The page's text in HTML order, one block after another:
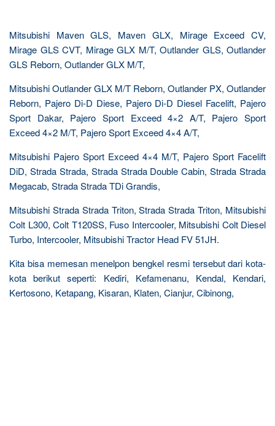
Mitsubishi Maven GLS, Maven GLX, Mirage Exceed CV,
Mirage GLS CVT, Mirage GLX M/T, Outlander GLS, Outlander
GLS Reborn, Outlander GLX M/T,
Mitsubishi Outlander GLX M/T Reborn, Outlander PX, Outlander
Reborn, Pajero Di-D Diese, Pajero Di-D Diesel Facelift, Pajero
Sport Dakar, Pajero Sport Exceed 4×2 A/T, Pajero Sport
Exceed 4×2 M/T, Pajero Sport Exceed 4×4 A/T,
Mitsubishi Pajero Sport Exceed 4×4 M/T, Pajero Sport Facelift
DiD, Strada Strada, Strada Strada Double Cabin, Strada Strada
Megacab, Strada Strada TDi Grandis,
Mitsubishi Strada Strada Triton, Strada Strada Triton, Mitsubishi
Colt L300, Colt T120SS, Fuso Intercooler, Mitsubishi Colt Diesel
Turbo, Intercooler, Mitsubishi Tractor Head FV 51JH.
Kita bisa memesan menelpon bengkel resmi tersebut dari kota-
kota berikut seperti: Kediri, Kefamenanu, Kendal, Kendari,
Kertosono, Ketapang, Kisaran, Klaten, Cianjur, Cibinong,